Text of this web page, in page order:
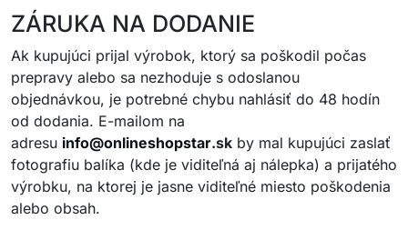
ZÁRUKA NA DODANIE
Ak kupujúci prijal výrobok, ktorý sa poškodil počas
prepravy alebo sa nezhoduje s odoslanou
objednávkou, je potrebné chybu nahlásiť do 48 hodín
od dodania. E-mailom na
adresu info@onlineshopstar.sk by mal kupujúci zaslať
fotografiu balíka (kde je viditeľná aj nálepka) a prijatého
výrobku, na ktorej je jasne viditeľné miesto poškodenia
alebo obsah.